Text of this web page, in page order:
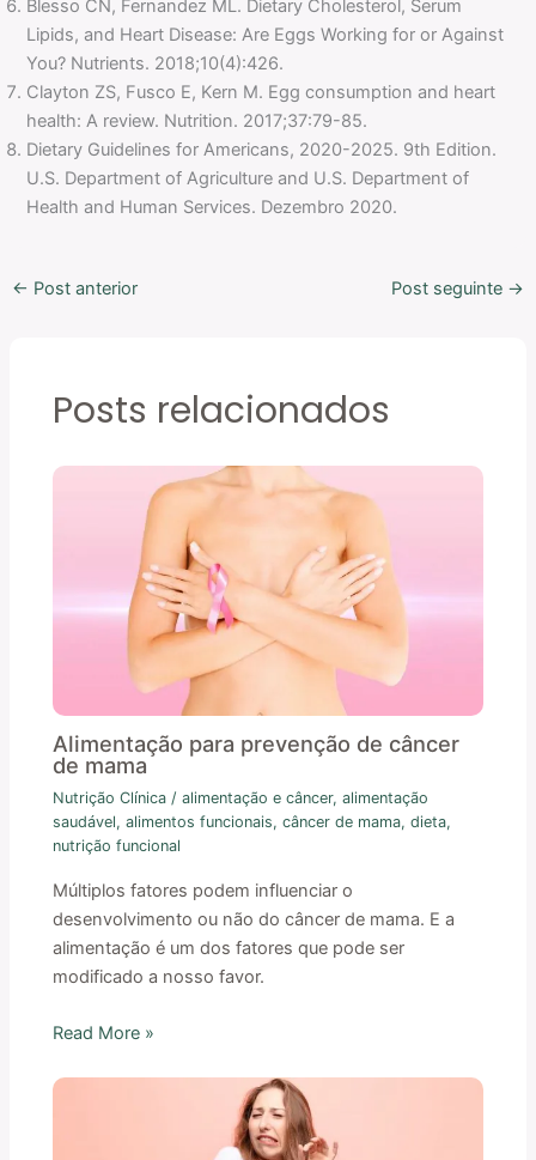
Blesso CN, Fernandez ML. Dietary Cholesterol, Serum
Lipids, and Heart Disease: Are Eggs Working for or Against
You? Nutrients. 2018;10(4):426.
Clayton ZS, Fusco E, Kern M. Egg consumption and heart
health: A review. Nutrition. 2017;37:79-85.
Dietary Guidelines for Americans, 2020-2025. 9th Edition.
U.S. Department of Agriculture and U.S. Department of
Health and Human Services. Dezembro 2020.
← Post anterior Post seguinte →
Posts relacionados
Alimentação para prevenção de câncer
de mama
Nutrição Clínica /alimentação e câncer,alimentação
saudável,alimentos funcionais,câncer de mama,dieta,
nutrição funcional
Múltiplos fatores podem influenciar o
desenvolvimento ou não do câncer de mama. E a
alimentação é um dos fatores que pode ser
modificado a nosso favor.
Read More »